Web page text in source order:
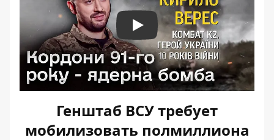
Play
Генштаб ВСУ требует
мобилизовать полмиллиона